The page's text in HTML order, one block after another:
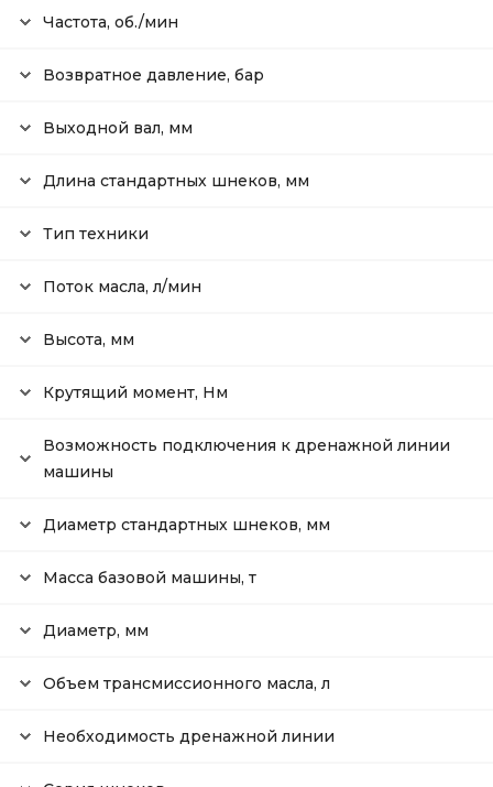
Частота, об./мин
Возвратное давление, бар
Выходной вал, мм
Длина стандартных шнеков, мм
Тип техники
Поток масла, л/мин
Высота, мм
Крутящий момент, Нм
Возможность подключения к дренажной линии
машины
Диаметр стандартных шнеков, мм
Масса базовой машины, т
Диаметр, мм
Объем трансмиссионного масла, л
Необходимость дренажной линии